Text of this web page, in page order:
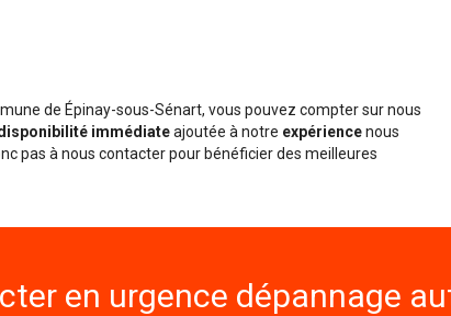
de Épinay-sous-Sénart, vous pouvez compter sur nous
immédiateajoutée à notre expériencenous
pas à nous contacter pour bénéficier des meilleures
en urgence dépannage